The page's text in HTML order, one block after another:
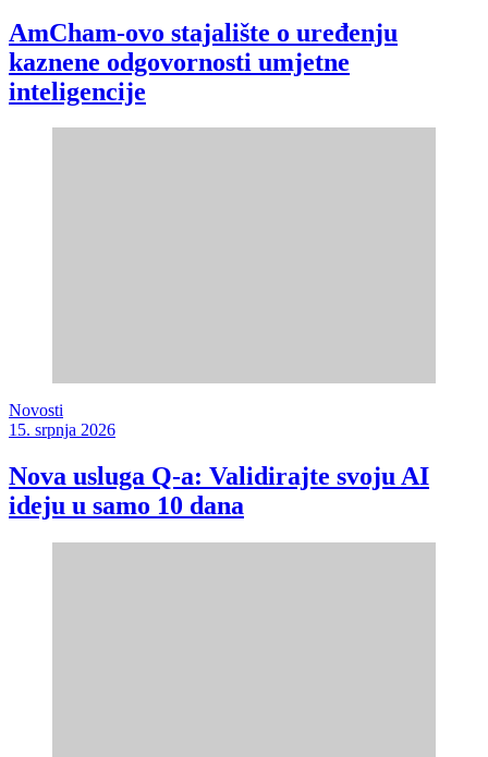
AmCham-ovo stajalište o uređenju
kaznene odgovornosti umjetne
inteligencije
Novosti
15. srpnja 2026
Nova usluga Q-a: Validirajte svoju AI
ideju u samo 10 dana